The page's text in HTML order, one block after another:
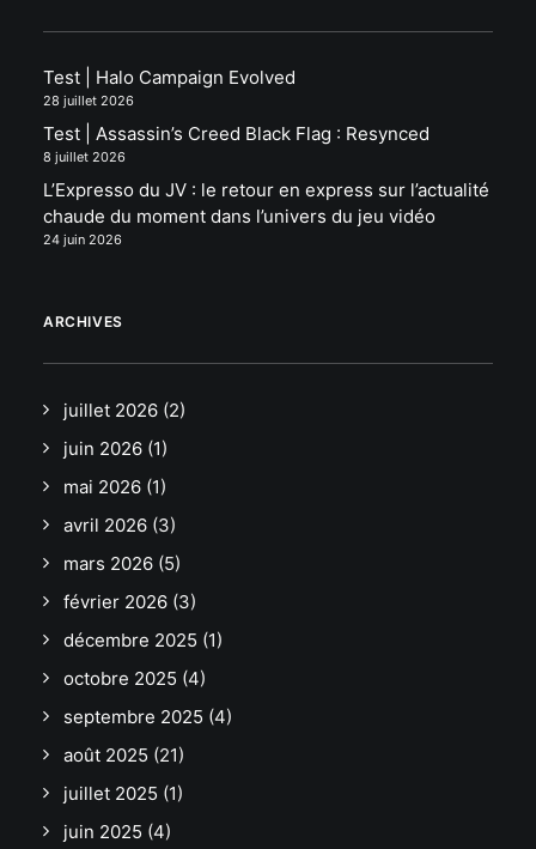
Test | Halo Campaign Evolved
28 juillet 2026
Test | Assassin’s Creed Black Flag : Resynced
8 juillet 2026
L’Expresso du JV : le retour en express sur l’actualité
chaude du moment dans l’univers du jeu vidéo
24 juin 2026
ARCHIVES
juillet 2026 (2)
juin 2026 (1)
mai 2026 (1)
avril 2026 (3)
mars 2026 (5)
février 2026 (3)
décembre 2025 (1)
octobre 2025 (4)
septembre 2025 (4)
août 2025 (21)
juillet 2025 (1)
juin 2025 (4)